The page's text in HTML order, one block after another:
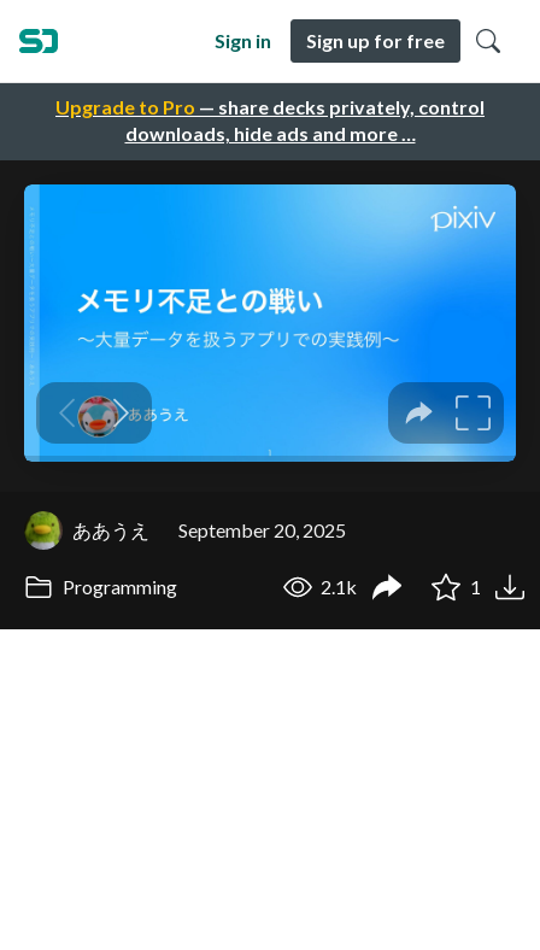
Upgrade to Pro — share decks privately, control
downloads, hide ads and more …
Sign in Sign up for free
ああうえ September 20, 2025
Programming 2.1k 1